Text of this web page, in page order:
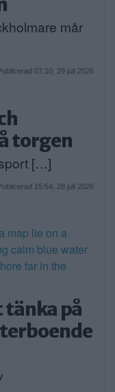
mår
07:10, 29 juli 2026
torgen
[…]
15:54, 28 juli 2026
på